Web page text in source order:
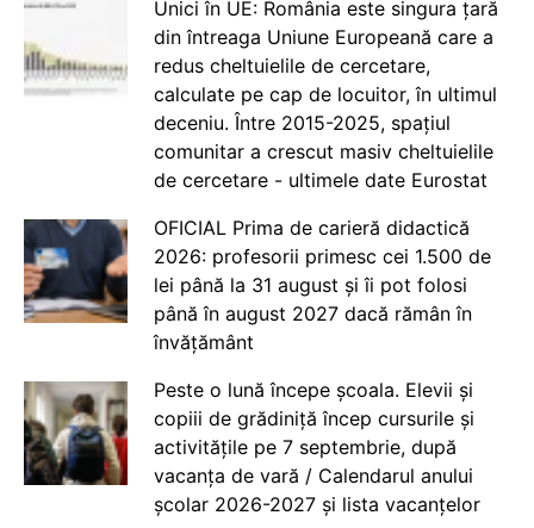
Unici în UE: România este singura țară
din întreaga Uniune Europeană care a
redus cheltuielile de cercetare,
calculate pe cap de locuitor, în ultimul
deceniu. Între 2015-2025, spațiul
comunitar a crescut masiv cheltuielile
de cercetare - ultimele date Eurostat
OFICIAL Prima de carieră didactică
2026: profesorii primesc cei 1.500 de
lei până la 31 august și îi pot folosi
până în august 2027 dacă rămân în
învățământ
Peste o lună începe școala. Elevii și
copiii de grădiniță încep cursurile și
activitățile pe 7 septembrie, după
vacanța de vară / Calendarul anului
școlar 2026-2027 și lista vacanțelor